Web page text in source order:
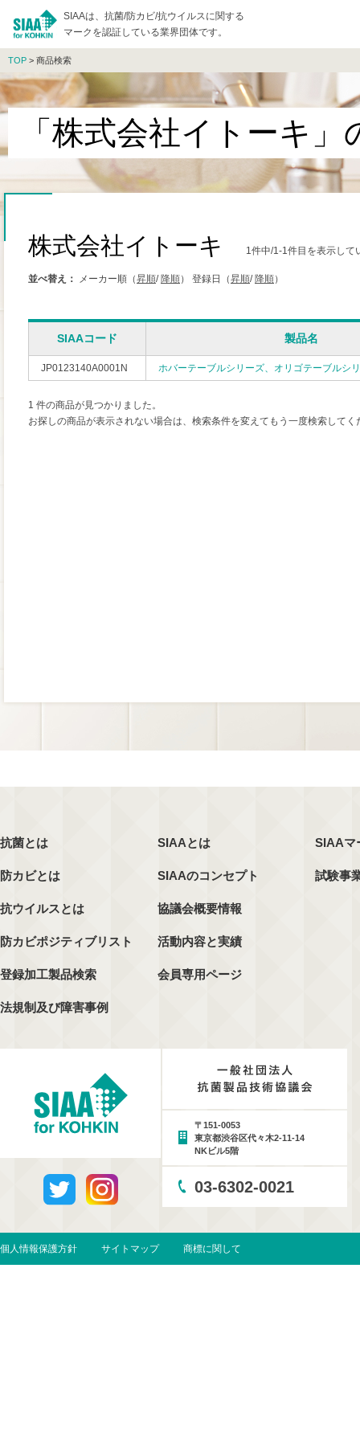
SIAAは、抗菌/防カビ/抗ウイルスに関する
マークを認証している業界団体です。
TOP > 商品検索
「株式会社イトーキ
株式会社イトーキ 1件中/1-1件目を表示して
並べ替え： メーカー順（昇順/ 降順） 登録日（昇順/ 降順）
SIAAコード 製品名
JP0123140A0001N ホバーテーブルシリーズ、オリゴテーブルシ
1 件の商品が見つかりました。
お探しの商品が表示されない場合は、検索条件を変えてもう一度検索してく
抗菌とは
防カビとは
抗ウイルスとは
防カビポジティブリスト
登録加工製品検索
法規制及び障害事例
SIAAとは
SIAAのコンセプト
協議会概要情報
活動内容と実績
会員専用ページ
SIAAマ
試験事
〒151-0053
東京都渋谷区代々木2-11-14
NKビル5階
03-6302-0021
個人情報保護方針 サイトマップ 商標に関して